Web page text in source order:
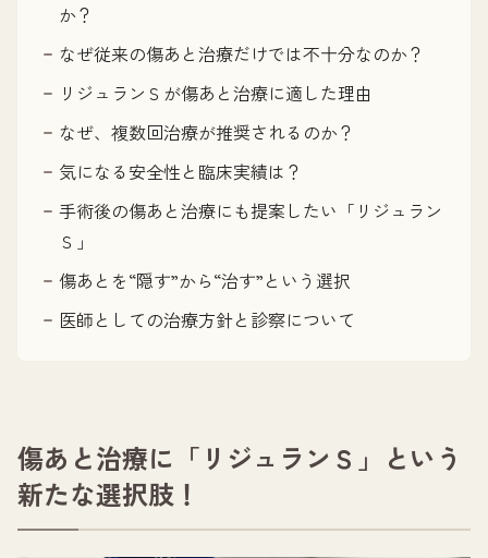
か？
なぜ従来の傷あと治療だけでは不十分なのか？
リジュランＳが傷あと治療に適した理由
なぜ、複数回治療が推奨されるのか？
気になる安全性と臨床実績は？
手術後の傷あと治療にも提案したい「リジュラン
Ｓ」
傷あとを“隠す”から“治す”という選択
医師としての治療方針と診察について
傷あと治療に「リジュランＳ」という
新たな選択肢！